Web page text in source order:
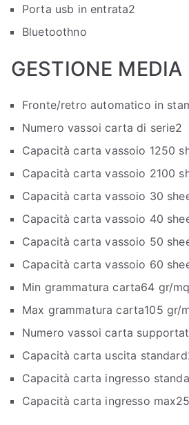
Porta usb in entrata2
Bluetoothno
GESTIONE MEDIA
Fronte/retro automatico in
Numero vassoi carta di serie2
Capacità carta vassoio 1250
Capacità carta vassoio 2100
Capacità carta vassoio 30
Capacità carta vassoio 40
Capacità carta vassoio 50
Capacità carta vassoio 60
Min grammatura carta64 gr/mq
Max grammatura carta105 gr/
Numero vassoi carta
Capacità carta uscita standard
Capacità carta ingresso
Capacità carta ingresso max